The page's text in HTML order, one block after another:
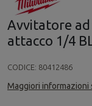
Avvitatore ad
attacco 1/4
CODICE: 80412486
Maggiori